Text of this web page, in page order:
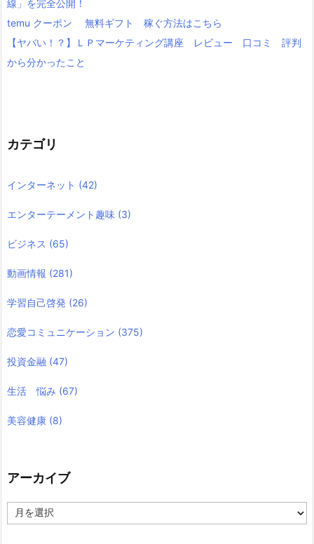
線」を完全公開！
temu クーポン 無料ギフト 稼ぐ方法はこちら
【ヤバい！？】ＬＰマーケティング講座 レビュー 口コミ 評判
から分かったこと
カテゴリ
インターネット (42)
エンターテーメント趣味 (3)
ビジネス (65)
動画情報 (281)
学習自己啓発 (26)
恋愛コミュニケーション (375)
投資金融 (47)
生活 悩み (67)
美容健康 (8)
アーカイブ
ー